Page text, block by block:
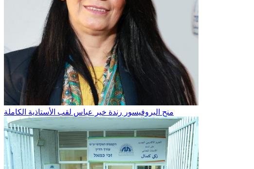
منح البروفيسور رندة خير عباس لقب الأستاذية الكاملة